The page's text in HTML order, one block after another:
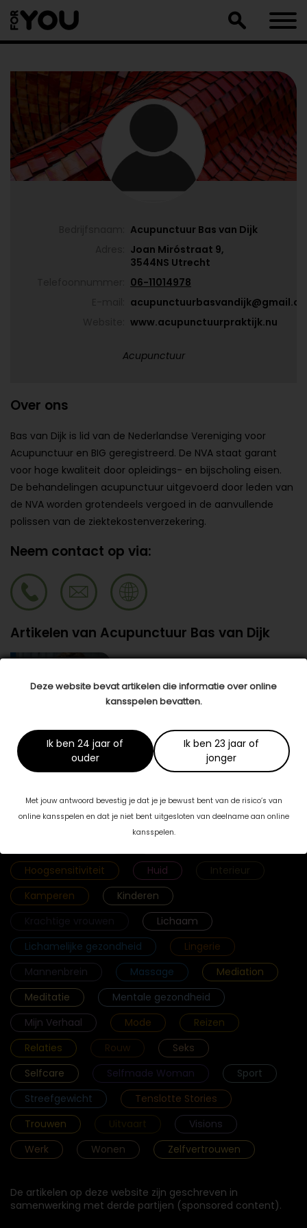
Deze website bevat artikelen die informatie over online
kansspelen bevatten.
Ik ben 24 jaar of
ouder
Ik ben 23 jaar of
jonger
Met jouw antwoord bevestig je dat je je bewust bent van de risico’s van
online kansspelen en dat je niet bent uitgesloten van deelname aan online
kansspelen.
naar
artikel
Acupunctuur Bas van Dijk
Joan Miróstraat 9,
3544NS Utrecht
06-11014978
www.acupunctuurpraktijk.nu
Acupunctuur
Over ons
Bas van Dijk is lid van de Nederlandse Vereniging voor
Acupunctuur en BIG geregistreerd. De NVA staat garant
voor hoge kwaliteit door opleidings- en bijscholing eisen.
De behandelingen acupunctuur uitgevoerd door leden van
de NVA worden grotendeels vergoed in de aanvullende
polissen van de ziektekostenverzekering.
Neem contact op via:
Artikelen van Acupunctuur Bas van Dijk
Als je met de diagnose ‘kanker’ wordt
geconfronteerd, verandert …
Fab & Famouz Geld
Gezicht
Hoogsensitiviteit
Huid
Interieur
Kamperen
Kinderen
Lichaam
Lichamelijke gezondheid
Lingerie
Mannenbrein
Massage
Mediation
Meditatie
Mentale gezondheid
Mijn Verhaal
Mode
Reizen
Relaties
Rouw
Seks
Selfcare
Selfmade Woman
Sport
Streefgewicht
Tenslotte Stories
Trouwen
Uitvaart
Visions
Werk
Wonen Zelfvertrouwen
De artikelen op deze website zijn geschreven in
samenwerking met derde partijen (sponsored content).